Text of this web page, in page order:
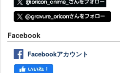
Facebook
Facebookアカウント